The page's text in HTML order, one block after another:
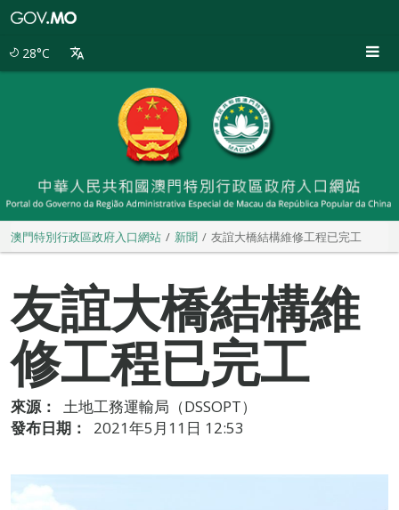
28°C
澳門特別行政區政府入口網站 新聞 友誼大橋結構維修工程已完工
友誼大橋結構維
修工程已完工
來源：
土地工務運輸局（DSSOPT）
發布日期：
2021年5月11日 12:53